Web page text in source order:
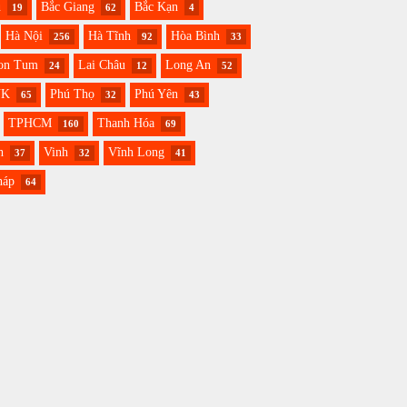
19 Bắc Giang 62 Bắc Kạn 4
Hà Nội 256 Hà Tĩnh 92 Hòa Bình 33
Tum 24 Lai Châu 12 Long An 52
65 Phú Thọ 32 Phú Yên 43
TPHCM 160 Thanh Hóa 69
37 Vinh 32 Vĩnh Long 41
64